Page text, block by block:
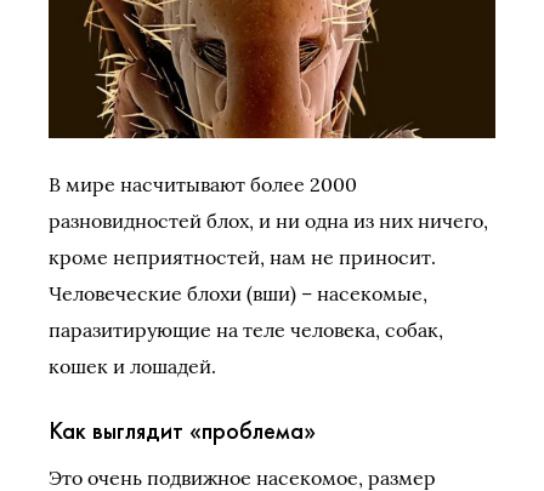
В мире насчитывают более 2000
разновидностей блох, и ни одна из них ничего,
кроме неприятностей, нам не приносит.
Человеческие блохи (вши) – насекомые,
паразитирующие на теле человека, собак,
кошек и лошадей.
Как выглядит «проблема»
Это очень подвижное насекомое, размер